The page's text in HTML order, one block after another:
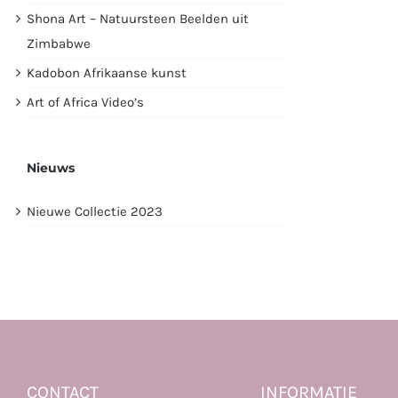
Shona Art – Natuursteen Beelden uit
Zimbabwe
Kadobon Afrikaanse kunst
Art of Africa Video’s
Nieuws
Nieuwe Collectie 2023
CONTACT INFORMATIE